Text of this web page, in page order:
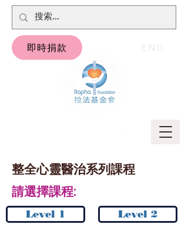
即時捐款
整全心靈醫治系列課程
請選擇課程:
Level 1 Level 2